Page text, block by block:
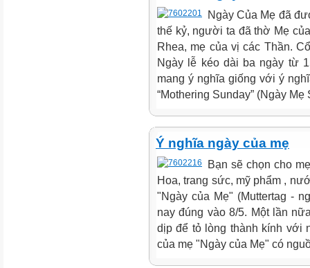
Ngày Của Mẹ đã
thế kỷ, người ta đã thờ Mẹ
Rhea, mẹ của vị các Thần.
Ngày lễ kéo dài ba ngày từ
mang ý nghĩa giống với ý
“Mothering Sunday” (Ngày Mẹ
Ý nghĩa ngày của mẹ
Bạn sẽ chọn cho
Hoa, trang sức, mỹ phẩm ,
"Ngày của Mẹ" (Muttertag -
nay đúng vào 8/5. Một lần
dịp để tỏ lòng thành kính với
của mẹ "Ngày của Mẹ" có